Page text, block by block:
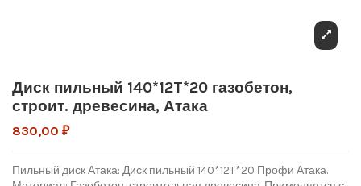
Диск пильный 140*12T*20 газобетон,
строит. древесина, Атака
830,00 ₽
Пильный диск Атака: Диск пильный 140*12T*20 Профи Атака.